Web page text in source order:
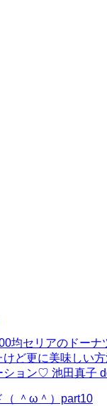
均セリアのドー
ど更に美味しい方
ション♡ 池田真子
（ ＾ω＾）part10